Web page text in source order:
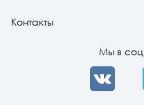
Контакты
Мы в
VK